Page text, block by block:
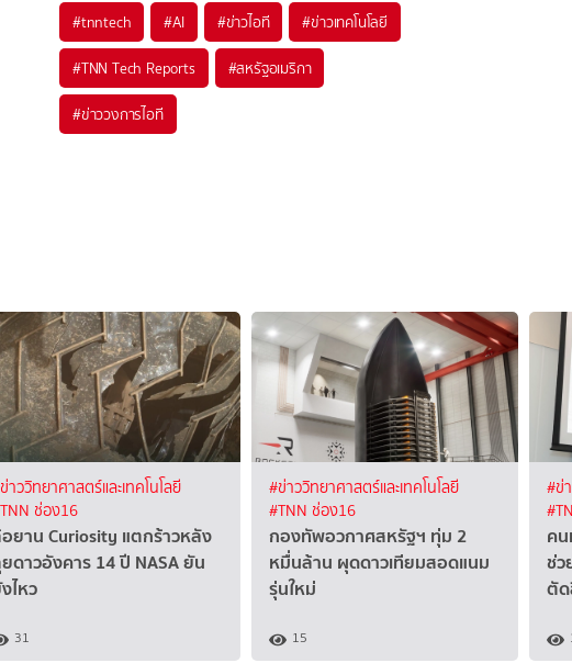
#tnntech #AI #ข่าวไอที #ข่าวเทคโนโลยี
#TNN Tech Reports #สหรัฐอเมริกา
#ข่าววงการไอที
าววิทยาศาสตร์และเทคโนโลยี
ช่อง16
ยาน Curiosity แตกร้าวหลัง
ดาวอังคาร 14 ปี NASA ยัน
ไหว
31
#ข่าววิทยาศาสตร์และเทคโนโลยี
#TNN ช่อง16
กองทัพอวกาศสหรัฐฯ ทุ่ม 2
หมื่นล้าน ผุดดาวเทียมสอดแนม
รุ่นใหม่
15
#ข่
คน
ช่ว
ตัด